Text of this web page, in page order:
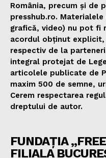
România, precum și de
presshub.ro.
grafică, video) nu pot fi
acordul obținut explicit,
respectiv de la
integral protejat de
articolele publicate de
maxim 500 de semne,
Cerem respectarea
dreptului de autor.
FUNDAȚIA
FILIALA